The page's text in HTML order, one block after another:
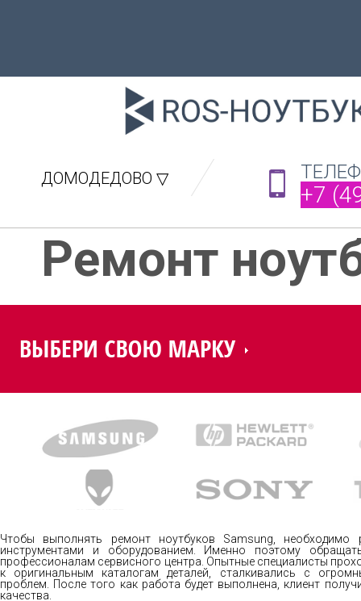
ДОМОДЕДОВО ▽
+7
Ремонт
Чтобы выполнять ремонт ноутбуков Samsung, необходимо
инструментами и оборудованием. Именно поэтому
профессионалам сервисного центра. Опытные специалисты
к оригинальным каталогам деталей, сталкивались с
проблем. После того как работа будет выполнена, клиент
качества.